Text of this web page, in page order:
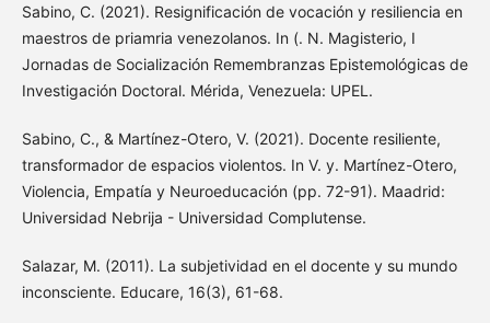
Sabino, C. (2021). Resignificación de vocación y resiliencia en
maestros de priamria venezolanos. In (. N. Magisterio, I
Jornadas de Socialización Remembranzas Epistemológicas de
Investigación Doctoral. Mérida, Venezuela: UPEL.
Sabino, C., & Martínez-Otero, V. (2021). Docente resiliente,
transformador de espacios violentos. In V. y. Martínez-Otero,
Violencia, Empatía y Neuroeducación (pp. 72-91). Maadrid:
Universidad Nebrija - Universidad Complutense.
Salazar, M. (2011). La subjetividad en el docente y su mundo
inconsciente. Educare, 16(3), 61-68.